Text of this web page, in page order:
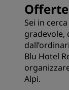
Offerte
Sei in
gradevole,
Blu Hotel
Alpi.